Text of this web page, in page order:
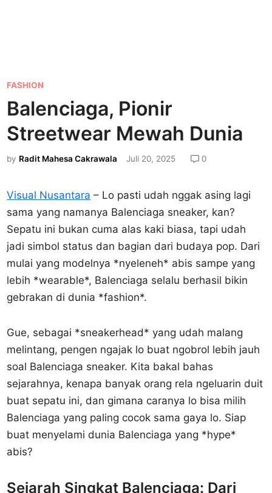
P
o
s
t
n
FASHION
Balenciaga, Pionir
Streetwear Mewah Dunia
by Radit Mahesa Cakrawala Juli 20, 2025 0
Visual Nusantara – Lo pasti udah nggak asing lagi
sama yang namanya Balenciaga sneaker, kan?
Sepatu ini bukan cuma alas kaki biasa, tapi udah
jadi simbol status dan bagian dari budaya pop. Dari
mulai yang modelnya *nyeleneh* abis sampe yang
lebih *wearable*, Balenciaga selalu berhasil bikin
gebrakan di dunia *fashion*.
Gue, sebagai *sneakerhead* yang udah malang
melintang, pengen ngajak lo buat ngobrol lebih jauh
soal Balenciaga sneaker. Kita bakal bahas
sejarahnya, kenapa banyak orang rela ngeluarin duit
buat sepatu ini, dan gimana caranya lo bisa milih
Balenciaga yang paling cocok sama gaya lo. Siap
buat menyelami dunia Balenciaga yang *hype*
abis?
Sejarah Singkat Balenciaga: Dari